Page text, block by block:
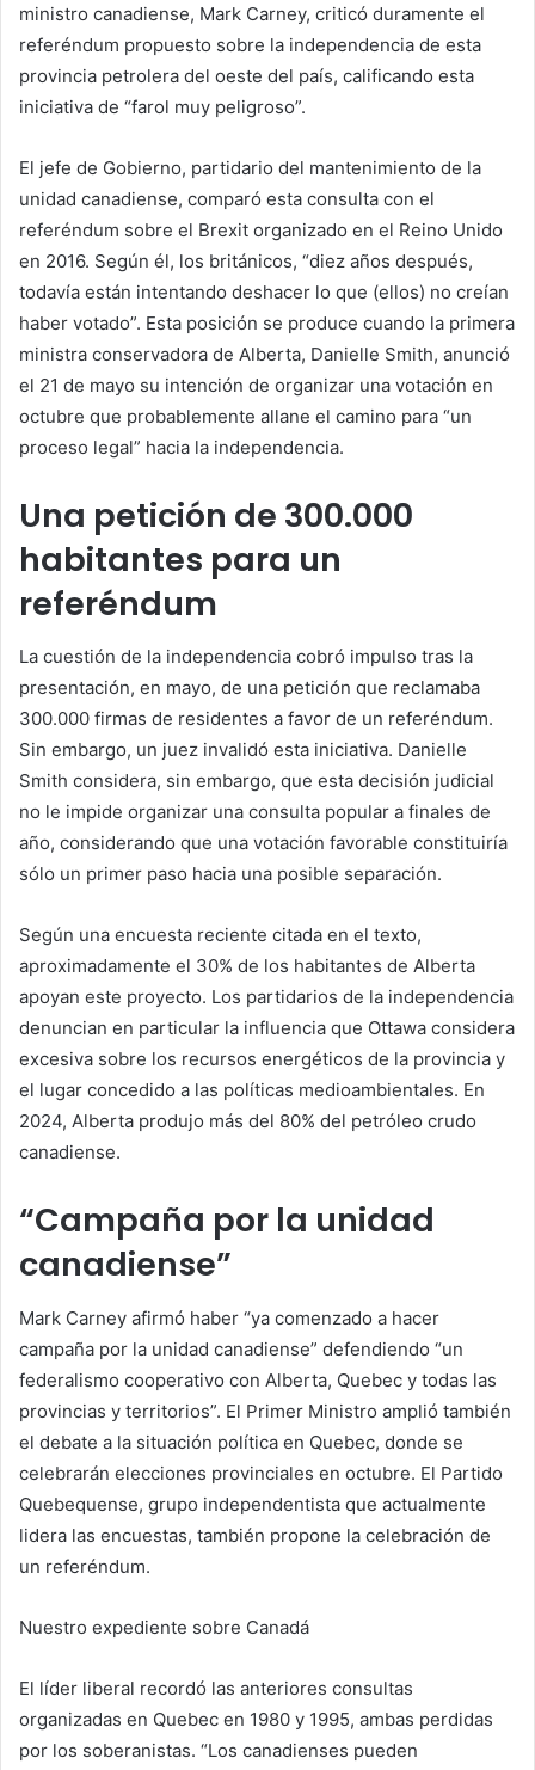
ministro canadiense, Mark Carney, criticó duramente el
referéndum propuesto sobre la independencia de esta
provincia petrolera del oeste del país, calificando esta
iniciativa de “farol muy peligroso”.
El jefe de Gobierno, partidario del mantenimiento de la
unidad canadiense, comparó esta consulta con el
referéndum sobre el Brexit organizado en el Reino Unido
en 2016. Según él, los británicos, “diez años después,
todavía están intentando deshacer lo que (ellos) no creían
haber votado”. Esta posición se produce cuando la primera
ministra conservadora de Alberta, Danielle Smith, anunció
el 21 de mayo su intención de organizar una votación en
octubre que probablemente allane el camino para “un
proceso legal” hacia la independencia.
Una petición de 300.000
habitantes para un
referéndum
La cuestión de la independencia cobró impulso tras la
presentación, en mayo, de una petición que reclamaba
300.000 firmas de residentes a favor de un referéndum.
Sin embargo, un juez invalidó esta iniciativa. Danielle
Smith considera, sin embargo, que esta decisión judicial
no le impide organizar una consulta popular a finales de
año, considerando que una votación favorable constituiría
sólo un primer paso hacia una posible separación.
Según una encuesta reciente citada en el texto,
aproximadamente el 30% de los habitantes de Alberta
apoyan este proyecto. Los partidarios de la independencia
denuncian en particular la influencia que Ottawa considera
excesiva sobre los recursos energéticos de la provincia y
el lugar concedido a las políticas medioambientales. En
2024, Alberta produjo más del 80% del petróleo crudo
canadiense.
“Campaña por la unidad
canadiense”
Mark Carney afirmó haber “ya comenzado a hacer
campaña por la unidad canadiense” defendiendo “un
federalismo cooperativo con Alberta, Quebec y todas las
provincias y territorios”. El Primer Ministro amplió también
el debate a la situación política en Quebec, donde se
celebrarán elecciones provinciales en octubre. El Partido
Quebequense, grupo independentista que actualmente
lidera las encuestas, también propone la celebración de
un referéndum.
Nuestro expediente sobre Canadá
El líder liberal recordó las anteriores consultas
organizadas en Quebec en 1980 y 1995, ambas perdidas
por los soberanistas. “Los canadienses pueden